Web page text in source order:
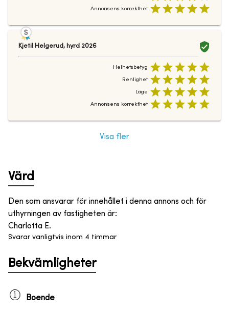
Annonsens korrekthet
Kjetil Helgerud, hyrd 2026
Helhetsbetyg
Renlighet
Läge
Annonsens korrekthet
Visa fler
Värd
Den som ansvarar för innehållet i denna annons och för
uthyrningen av fastigheten är:
Charlotta E.
Svarar vanligtvis inom 4 timmar
Bekvämligheter
Boende